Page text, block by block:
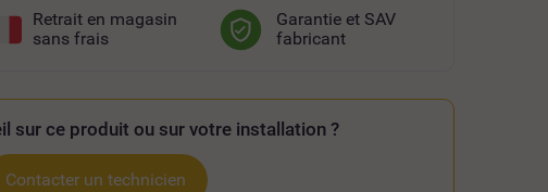
Retrait en magasin
sans frais
Garantie et SAV
fabricant
sur ce produit ou sur votre installation ?
Contacter un technicien